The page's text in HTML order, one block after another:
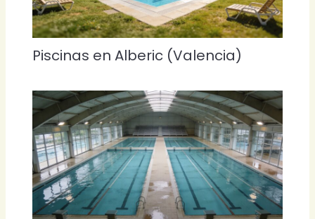
Piscinas en Alberic (Valencia)